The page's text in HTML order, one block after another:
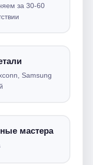
за 30-60
Samsung
мастера